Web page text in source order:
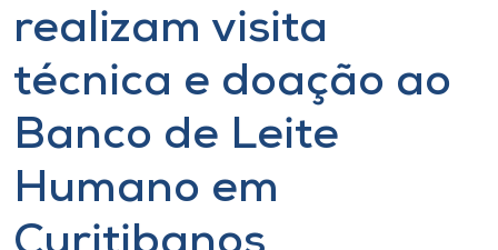
Unoesc
Internacionalização
realizam visita
técnica e doação ao
Banco de Leite
Humano em